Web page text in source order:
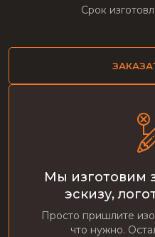
Срок
Мы изготовим
эскизу,
Просто пришлите
что нужно.